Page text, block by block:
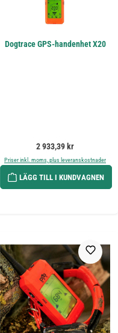
Dogtrace GPS-handenhet X20
Ordinarie pris:
2 933,39 kr
Priser inkl. moms, plus leveranskostnader
LÄGG TILL I KUNDVAGNEN